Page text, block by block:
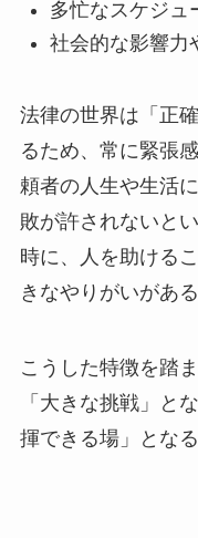
多忙なスケジュ
社会的な影響力
法律の世界は「正
るため、常に緊張
頼者の人生や生活
敗が許されないと
時に、人を助ける
きなやりがいがあ
こうした特徴を踏
「大きな挑戦」と
揮できる場」とな